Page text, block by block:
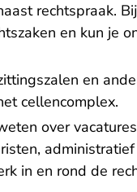
rechtspraak.
en kun je
en
cellencomplex.
over
in en rond de